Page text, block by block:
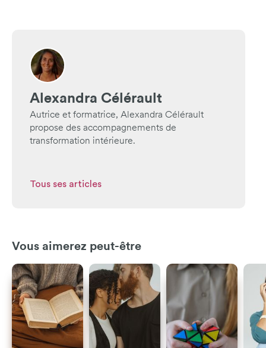
Alexandra Célérault
Autrice et formatrice, Alexandra Célérault
propose des accompagnements de
transformation intérieure.
Tous ses articles
Vous aimerez peut-être